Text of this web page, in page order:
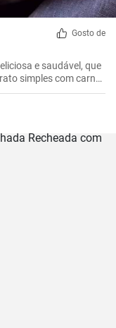
Gosto de
e saudável, que
simples com carne
para qualquer